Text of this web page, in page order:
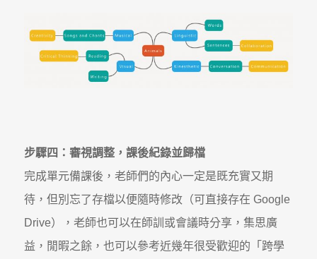
步驟四：審視調整，課後紀錄並歸檔
完成單元備課後，老師們的內心一定是既充實又期
待，但別忘了存檔以便隨時修改（可直接存在 Google
Drive），老師也可以在師訓或會議時分享，集思廣
益，閒暇之餘，也可以參考近幾年很受歡迎的「跨學